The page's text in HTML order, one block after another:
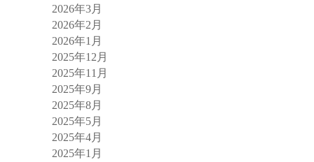
2026年3月
2026年2月
2026年1月
2025年12月
2025年11月
2025年9月
2025年8月
2025年5月
2025年4月
2025年1月